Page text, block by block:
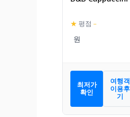
★ 평점 –
최저가
확인
여행객
이용후
기